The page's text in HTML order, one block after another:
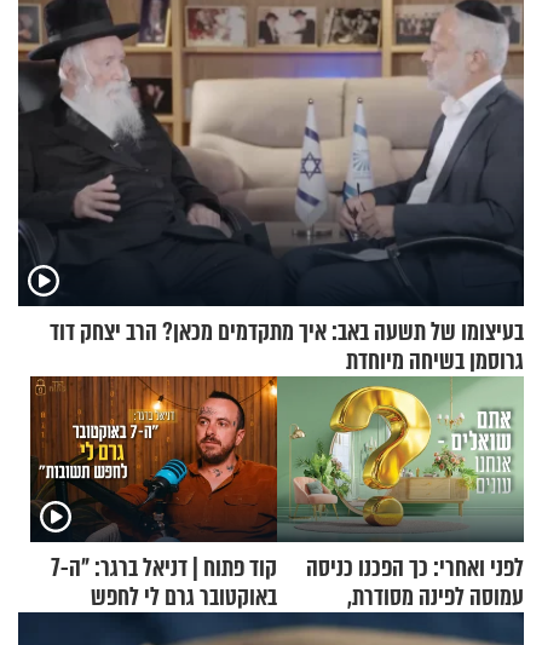
בעיצומו של תשעה באב: איך מתקדמים מכאן? הרב יצחק דוד
גרוסמן בשיחה מיוחדת
לפני ואחרי: כך הפכנו כניסה
עמוסה לפינה מסודרת,
שימושית ומזמינה
קוד פתוח | דניאל ברגר: "ה-7
באוקטובר גרם לי לחפש
תשובות"